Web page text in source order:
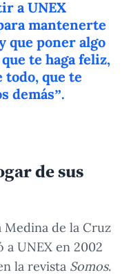
a UNEX
mantenerte
que poner algo
te haga feliz,
todo, que te
demás”.
de sus
de la Cruz
a UNEX en 2002
la revista Somos.